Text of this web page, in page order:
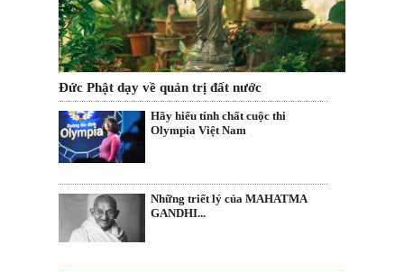
Đức Phật dạy về quản trị đất nước
Hãy hiểu tính chất cuộc thi
Olympia Việt Nam
Những triết lý của MAHATMA
GANDHI...